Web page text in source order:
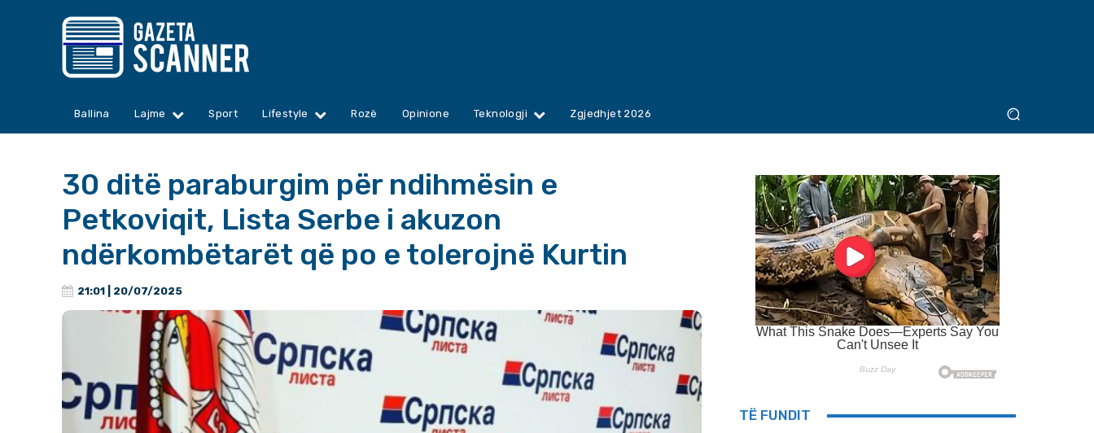
Ballina Lajme Sport Lifestyle Rozë Opinione Teknologji Zgjedhjet 2026
30 ditë paraburgim për ndihmësin e
Petkoviqit, Lista Serbe i akuzon
ndërkombëtarët që po e tolerojnë Kurtin
21:01 | 20/07/2025
TË FUNDIT